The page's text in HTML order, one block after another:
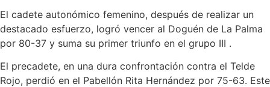
El cadete autonómico femenino, después de realizar un
destacado esfuerzo, logró vencer al Doguén de La Palma
por 80-37 y suma su primer triunfo en el grupo III .
El precadete, en una dura confrontación contra el Telde
Rojo, perdió en el Pabellón Rita Hernández por 75-63. Este